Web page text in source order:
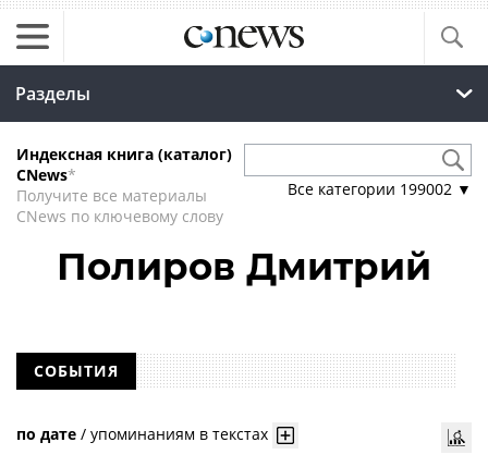
Разделы
Индексная книга (каталог)
CNews*
Получите все материалы
CNews по ключевому слову
Все категории 199002 ▼
Полиров Дмитрий
СОБЫТИЯ
по дате / упоминаниям в текстах